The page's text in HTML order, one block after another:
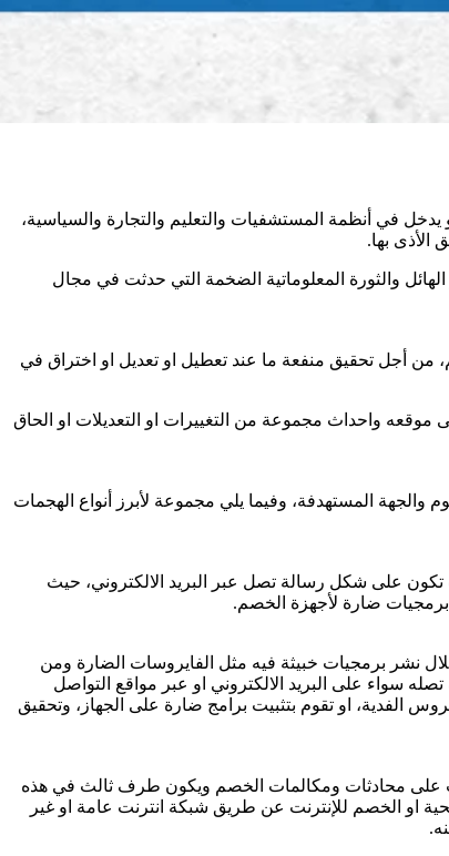
يدخل في أنظمة المستشفيات والتعليم والتجارة والسياسية،
الأذى بها.
والثورة المعلوماتية الضخمة التي حدثت في مجال
من أجل تحقيق منفعة ما عند تعطيل او تعديل او اختراق في
واحداث مجموعة من التغييرات او التعديلات او الحاق
المستهدفة، وفيما يلي مجموعة لأبرز أنواع الهجمات
تكون على شكل رسالة تصل عبر البريد الالكتروني، حيث
ضارة لأجهزة الخصم.
نشر برمجيات خبيثة فيه مثل الفايروسات الضارة ومن
سواء على البريد الالكتروني او عبر مواقع التواصل
الفدية، او تقوم بتثبيت برامج ضارة على الجهاز، وتحقيق
على محادثات ومكالمات الخصم ويكون طرف ثالث في هذه
او الخصم للإنترنت عن طريق شبكة انترنت عامة او غير